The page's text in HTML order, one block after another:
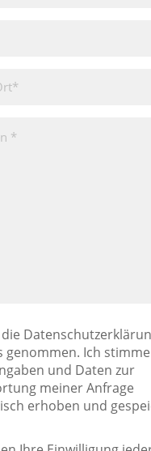
genommen. Ich
und Daten zur
meiner Anfrage
erhoben und